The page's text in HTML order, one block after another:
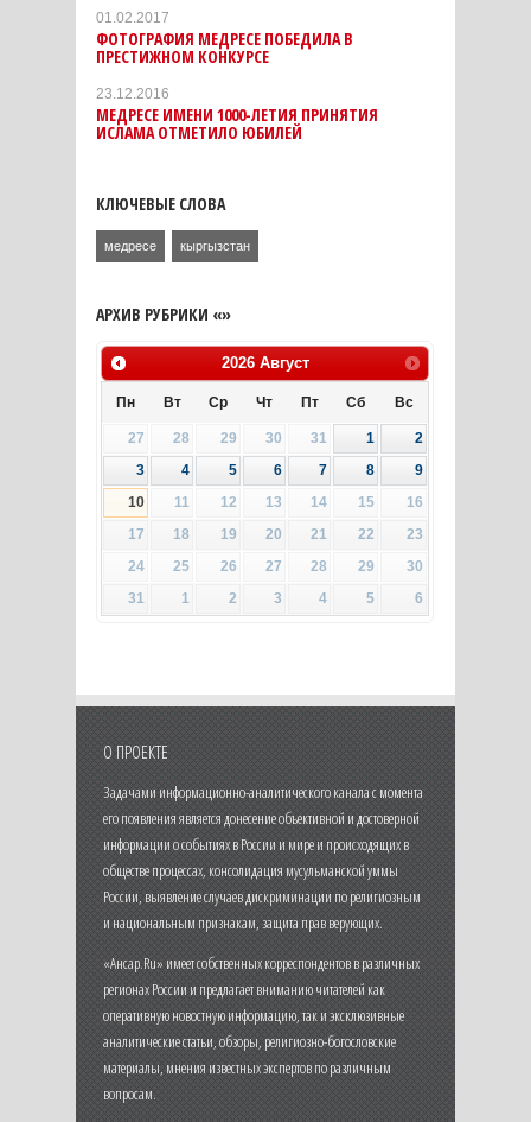
01.02.2017
ФОТОГРАФИЯ МЕДРЕСЕ ПОБЕДИЛА В
ПРЕСТИЖНОМ КОНКУРСЕ
23.12.2016
МЕДРЕСЕ ИМЕНИ 1000-ЛЕТИЯ ПРИНЯТИЯ
ИСЛАМА ОТМЕТИЛО ЮБИЛЕЙ
КЛЮЧЕВЫЕ СЛОВА
медресе кыргызстан
АРХИВ РУБРИКИ «»
2026 Август
Пн Вт Ср Чт Пт Сб Вс
27 28 29 30 31 1
2
3
4 5 6 7 8
9
10
11 12 13 14 15
16
17
18 19 20 21 22
23
24
25 26 27 28 29
30
31
1 2 3 4 5 6
О ПРОЕКТЕ
Задачами информационно-аналитического канала с момента
его появления является донесение объективной и достоверной
информации о событиях в России и мире и происходящих в
обществе процессах, консолидация мусульманской уммы
России, выявление случаев дискриминации по религиозным
и национальным признакам, защита прав верующих.
«Ансар.Ru» имеет собственных корреспондентов в различных
регионах России и предлагает вниманию читателей как
оперативную новостную информацию, так и эксклюзивные
аналитические статьи, обзоры, религиозно-богословские
материалы, мнения известных экспертов по различным
вопросам.